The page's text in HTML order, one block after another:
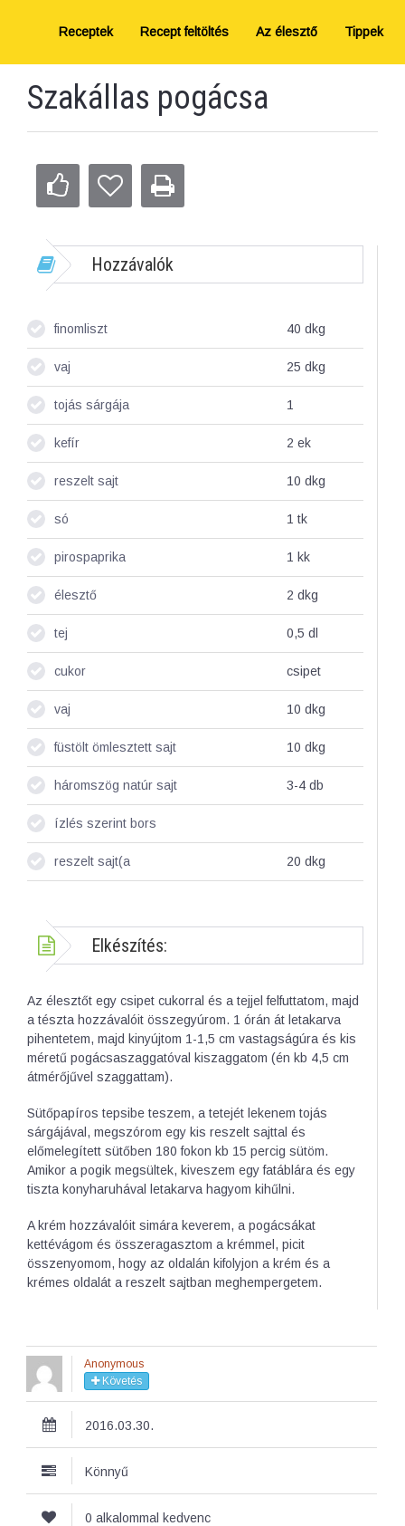
Receptek Recept feltöltés Az élesztő Tippek
Szakállas pogácsa
Hozzávalók
finomliszt 40 dkg
vaj 25 dkg
tojás sárgája 1
kefír 2 ek
reszelt sajt 10 dkg
só 1 tk
pirospaprika 1 kk
élesztő 2 dkg
tej 0,5 dl
cukor csipet
vaj 10 dkg
füstölt ömlesztett sajt 10 dkg
háromszög natúr sajt 3-4db
ízlés szerint bors
reszelt sajt(a 20 dkg
Elkészítés:
Az élesztőt egy csipet cukorral és a tejjel felfuttatom, majd
a tészta hozzávalóit összegyúrom. 1 órán át letakarva
pihentetem, majd kinyújtom 1-1,5 cm vastagságúra és kis
méretű pogácsaszaggatóval kiszaggatom (én kb 4,5 cm
átmérőjűvel szaggattam).
Sütőpapíros tepsibe teszem, a tetejét lekenem tojás
sárgájával, megszórom egy kis reszelt sajttal és
előmelegített sütőben 180 fokon kb 15 percig sütöm.
Amikor a pogik megsültek, kiveszem egy fatáblára és egy
tiszta konyharuhával letakarva hagyom kihűlni.
A krém hozzávalóit simára keverem, a pogácsákat
kettévágom és összeragasztom a krémmel, picit
összenyomom, hogy az oldalán kifolyjon a krém és a
krémes oldalát a reszelt sajtban meghempergetem.
Anonymous
Követés
2016.03.30.
Könnyű
0 alkalommal kedvenc